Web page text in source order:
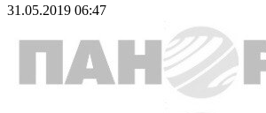
31.05.2019 06:47